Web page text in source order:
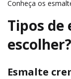
Conheça os
Tipos de
escolher?
Esmalte